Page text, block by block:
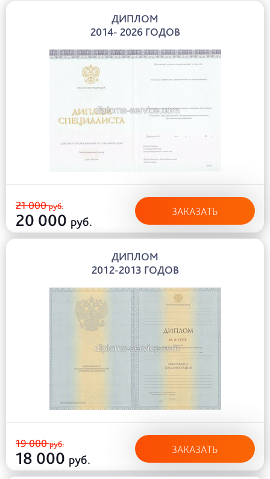
ДИПЛОМ
2014- 2026 ГОДОВ
21 000руб.
20 000 руб.
ЗАКАЗАТЬ
ДИПЛОМ
2012-2013 ГОДОВ
19 000руб.
18 000 руб.
ЗАКАЗАТЬ